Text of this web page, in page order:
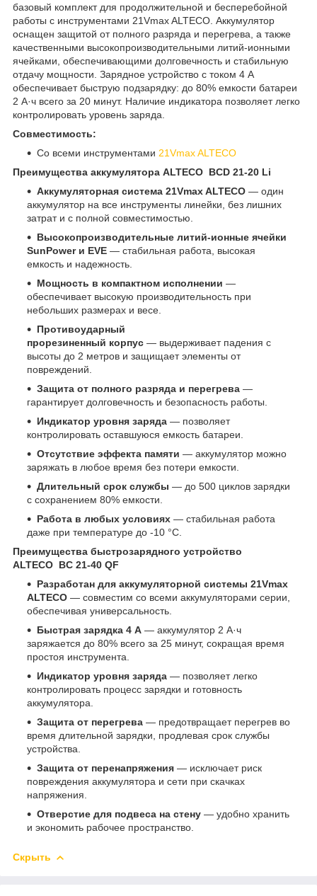
базовый комплект для продолжительной и бесперебойной
работы с инструментами 21Vmax ALTECO. Аккумулятор
оснащен защитой от полного разряда и перегрева, а также
качественными высокопроизводительными литий-ионными
ячейками, обеспечивающими долговечность и стабильную
отдачу мощности. Зарядное устройство с током 4 А
обеспечивает быструю подзарядку: до 80% емкости батареи
2 А·ч всего за 20 минут. Наличие индикатора позволяет легко
контролировать уровень заряда.
Совместимость:
Со всеми инструментами 21Vmax ALTECO
Преимущества аккумулятора ALTECO BCD 21-20 Li
Аккумуляторная система 21Vmax ALTECO — один
аккумулятор на все инструменты линейки, без лишних
затрат и с полной совместимостью.
Высокопроизводительные литий-ионные ячейки
SunPower и EVE — стабильная работа, высокая
емкость и надежность.
Мощность в компактном исполнении —
обеспечивает высокую производительность при
небольших размерах и весе.
Противоударный
прорезиненный корпус — выдерживает падения с
высоты до 2 метров и защищает элементы от
повреждений.
Защита от полного разряда и перегрева —
гарантирует долговечность и безопасность работы.
Индикатор уровня заряда — позволяет
контролировать оставшуюся емкость батареи.
Отсутствие эффекта памяти — аккумулятор можно
заряжать в любое время без потери емкости.
Длительный срок службы — до 500 циклов зарядки
с сохранением 80% емкости.
Работа в любых условиях — стабильная работа
даже при температуре до -10 °C.
Преимущества быстрозарядного устройство
ALTECO BC 21-40 QF
Разработан для аккумуляторной системы 21Vmax
ALTECO — совместим со всеми аккумуляторами серии,
обеспечивая универсальность.
Быстрая зарядка 4 А — аккумулятор 2 А·ч
заряжается до 80% всего за 25 минут, сокращая время
простоя инструмента.
Индикатор уровня заряда — позволяет легко
контролировать процесс зарядки и готовность
аккумулятора.
Защита от перегрева — предотвращает перегрев во
время длительной зарядки, продлевая срок службы
устройства.
Защита от перенапряжения — исключает риск
повреждения аккумулятора и сети при скачках
напряжения.
Отверстие для подвеса на стену — удобно хранить
и экономить рабочее пространство.
Скрыть